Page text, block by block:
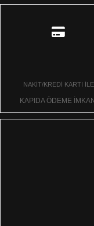
NAKİT/KREDİ KARTI İLE
KAPIDA ÖDEME İMKANI